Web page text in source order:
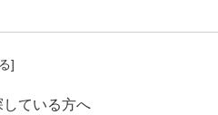
ている方へ